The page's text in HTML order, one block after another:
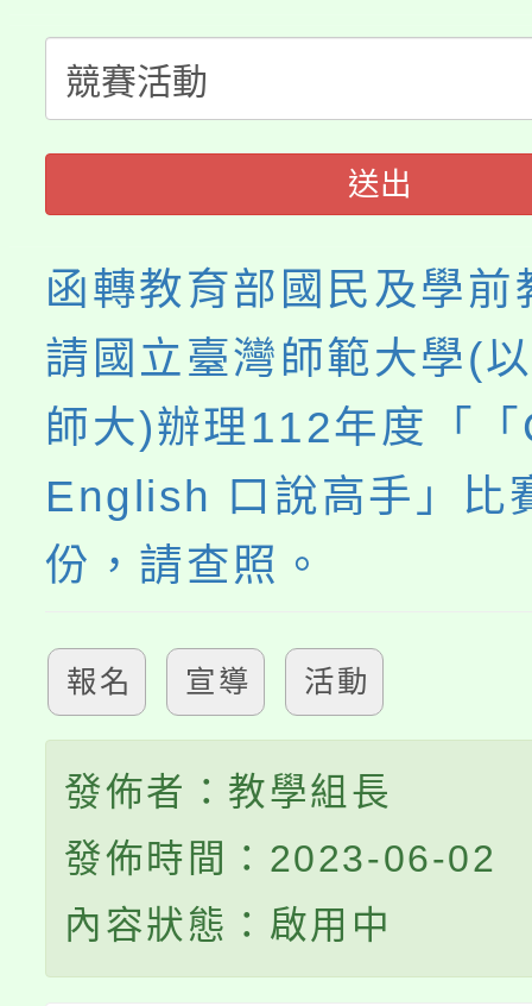
程，歡迎學生輔導中心
心理、諮商輔導、社會
系所師生報名參加。
縣市「校園短影音徵選
門員」簡章及活動海報
踴躍報名參加。
桃園市115學年度學生
要點
「桃園市補助參觀特色
展演活動實施計畫」
115年度「教育部表揚
義教育推展貢獻獎」
送出
函轉教育部國民及學前
請國立臺灣師範大學(
師大)辦理112年度「
English 口說高手」比
份，請查照。
報名 宣導 活動
發佈者：教學組長
發佈時間：2023-06-02
內容狀態：啟用中